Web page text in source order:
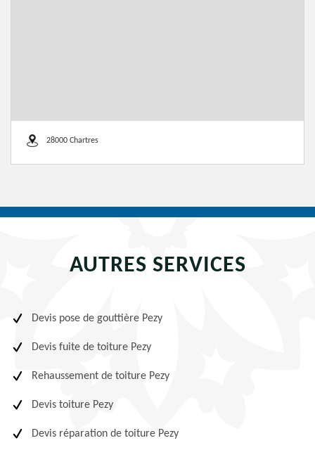
28000 Chartres
AUTRES SERVICES
Devis pose de gouttière Pezy
Devis fuite de toiture Pezy
Rehaussement de toiture Pezy
Devis toiture Pezy
Devis réparation de toiture Pezy